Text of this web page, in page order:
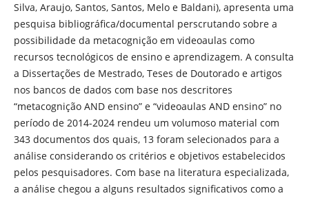
Silva, Araujo, Santos, Santos, Melo e Baldani), apresenta uma
pesquisa bibliográfica/documental perscrutando sobre a
possibilidade da metacognição em videoaulas como
recursos tecnológicos de ensino e aprendizagem. A consulta
a Dissertações de Mestrado, Teses de Doutorado e artigos
nos bancos de dados com base nos descritores
“metacognição AND ensino” e “videoaulas AND ensino” no
período de 2014-2024 rendeu um volumoso material com
343 documentos dos quais, 13 foram selecionados para a
análise considerando os critérios e objetivos estabelecidos
pelos pesquisadores. Com base na literatura especializada,
a análise chegou a alguns resultados significativos como a